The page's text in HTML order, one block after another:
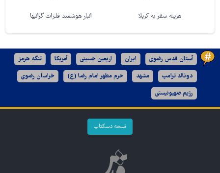
هزینه سفر به کربلا انبار هوشمند فلزات گرانبها
آستان قدس رضوی ایران اربعین حسینی آمریکا تنگه هرمز
دونالد ترامپ مشهد حرم مطهر امام رضا (ع) خراسان رضوی
رژیم صهیونیستی
نسخه دسکتاپ